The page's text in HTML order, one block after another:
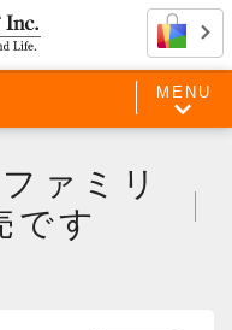
MENU
ァミリ
です